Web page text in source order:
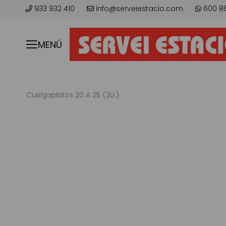
933 932 410 info@serveiestacio.com 600
MENÚ
Cuelgaplatos 20 A 25 (2U.)